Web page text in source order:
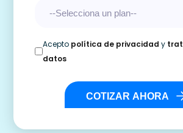
Acepto política de privacidad y
datos
COTIZAR AHORA